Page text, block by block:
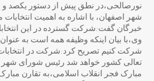
نورصالحی،در نطق پیش از دستور یکصد
شهر اصفهان، با اشاره به اهمیت
خبرگان گفت:شرکت گسترده در این
وی،با بیان اینکه وظیفه همه است به
شرکت کنیم تصریح کرد:شرکت در
تعالی کشور خواهد شد رئیس شورای شهر
مبارک فجر انقلاب اسلامی،به تقارن